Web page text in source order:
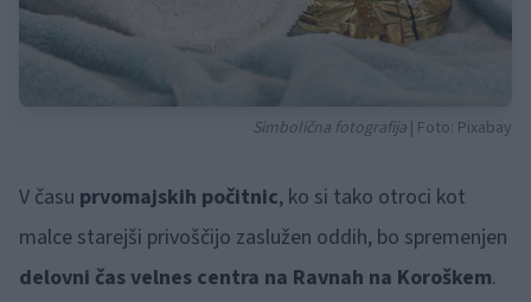
Simbolična fotografija | Foto: Pixabay
V času prvomajskih počitnic, ko si tako otroci kot
malce starejši privoščijo zaslužen oddih, bo spremenjen
delovni čas velnes centra na Ravnah na Koroškem.